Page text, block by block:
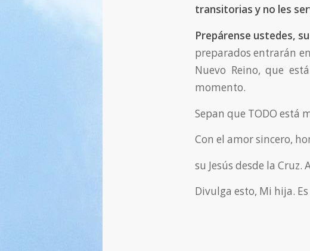
transitorias y no les
Prepárense ustedes,
preparados entrarán
Nuevo Reino, que
momento.
Sepan que TODO está
Con el amor sincero,
su Jesús desde la Cruz.
Divulga esto, Mi hija.